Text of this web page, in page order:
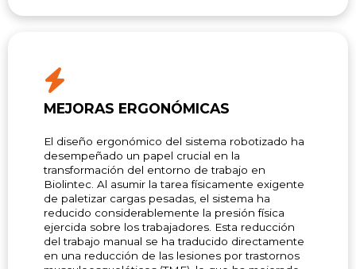
MEJORAS ERGONÓMICAS
El diseño ergonómico del sistema robotizado ha
desempeñado un papel crucial en la
transformación del entorno de trabajo en
Biolintec. Al asumir la tarea físicamente exigente
de paletizar cargas pesadas, el sistema ha
reducido considerablemente la presión física
ejercida sobre los trabajadores. Esta reducción
del trabajo manual se ha traducido directamente
en una reducción de las lesiones por trastornos